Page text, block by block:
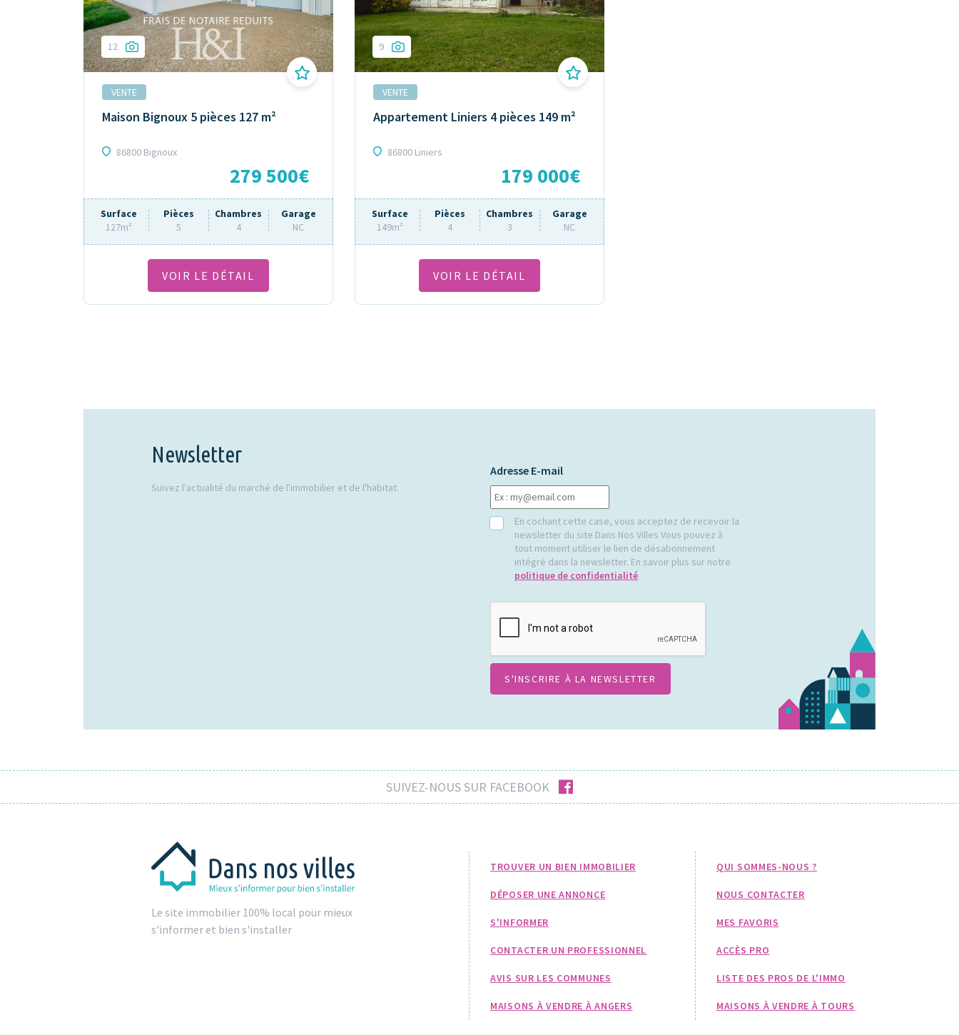
12
VENTE
Maison Bignoux 5 pièces 127 m²
86800 Bignoux
279 500€
Surface
127m²
Pièces
5
Chambres
4
Garage
NC
VOIR LE DÉTAIL
9
VENTE
Appartement Liniers 4 pièces 149 m²
86800 Liniers
179 000€
Surface
149m²
Pièces
4
Chambres
3
Garage
NC
VOIR LE DÉTAIL
Newsletter
Suivez l'actualité du marché de l'immobilier et de l'habitat.
Adresse E-mail
RGPDEn cochant cette case, vous acceptez de recevoir la
newsletter du site Dans Nos Villes Vous pouvez à
tout moment utiliser le lien de désabonnement
intégré dans la newsletter. En savoir plus sur notre
politique de confidentialité.
SUIVEZ-NOUS SUR FACEBOOK facebook
Le site immobilier 100% local pour mieux
s'informer et bien s'installer
TROUVER UN BIEN IMMOBILIER
DÉPOSER UNE ANNONCE
S'INFORMER
CONTACTER UN PROFESSIONNEL
AVIS SUR LES COMMUNES
MAISONS À VENDRE À ANGERS
QUI SOMMES-NOUS ?
NOUS CONTACTER
MES FAVORIS
ACCÈS PRO
LISTE DES PROS DE L'IMMO
MAISONS À VENDRE À TOURS